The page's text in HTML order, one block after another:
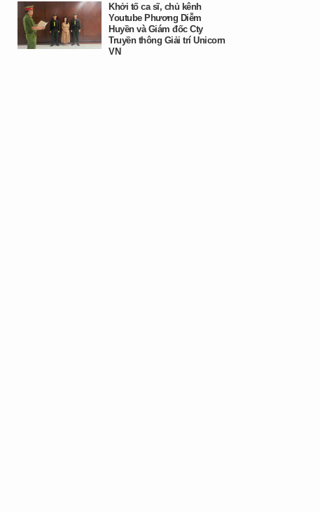
Khởi tố ca sĩ, chủ kênh
Youtube Phương Diễm
Huyền và Giám đốc Cty
Truyền thông Giải trí Unicorn
VN